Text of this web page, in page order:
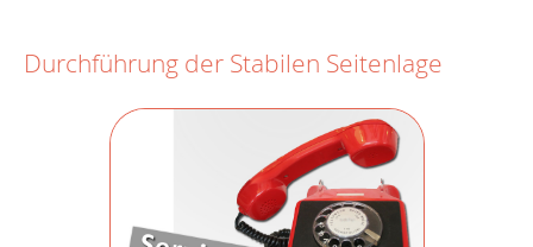
Durchführung der Stabilen Seitenlage